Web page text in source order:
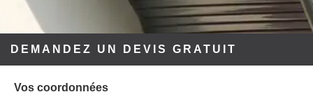
DEMANDEZ UN DEVIS GRATUIT
Vos coordonnées